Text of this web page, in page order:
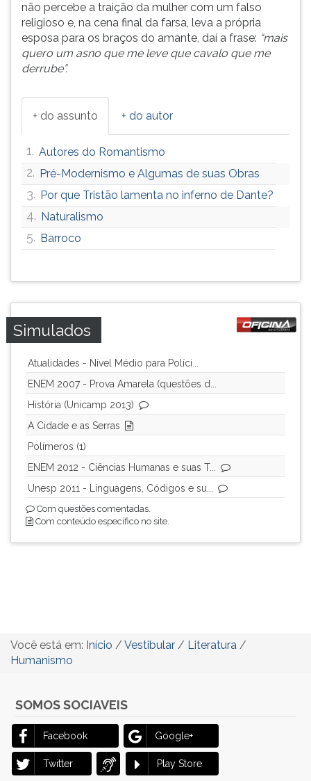
não percebe a traição da mulher com um falso
religioso e, na cena final da farsa, leva a própria
esposa para os braços do amante, daí a frase: “mais
quero um asno que me leve que cavalo que me
derrube”.
+ do assunto + do autor
1. Autores do Romantismo
2. Pré-Modernismo e Algumas de suas Obras
3. Por que Tristão lamenta no inferno de Dante?
4. Naturalismo
5. Barroco
Simulados
Atualidades - Nível Médio para Políci...
ENEM 2007 - Prova Amarela (questões d...
História (Unicamp 2013)
A Cidade e as Serras
Polímeros (1)
ENEM 2012 - Ciências Humanas e suas T...
Unesp 2011 - Linguagens, Códigos e su...
Com questões comentadas.
Com conteúdo específico no site.
Você está em: Início / Vestibular / Literatura /
Humanismo
SOMOS SOCIAVEIS
Facebook Google+
Twitter Play Store